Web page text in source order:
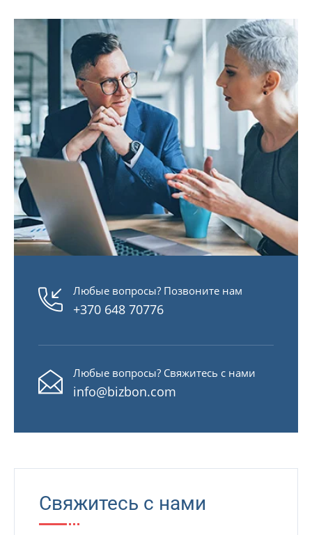
Любые вопросы? Позвоните нам
+370 648 70776
Любые вопросы? Свяжитесь с нами
info@bizbon.com
Свяжитесь с нами